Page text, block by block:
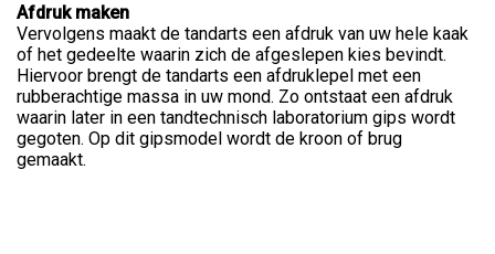
Afdruk maken
Vervolgens maakt de tandarts een afdruk van uw hele kaak
of het gedeelte waarin zich de afgeslepen kies bevindt.
Hiervoor brengt de tandarts een afdruklepel met een
rubberachtige massa in uw mond. Zo ontstaat een afdruk
waarin later in een tandtechnisch laboratorium gips wordt
gegoten. Op dit gipsmodel wordt de kroon of brug
gemaakt.